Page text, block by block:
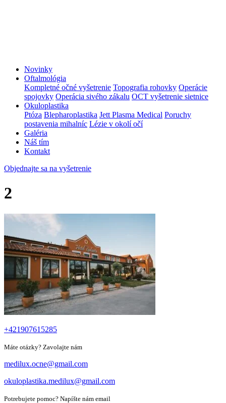
Novinky
Oftalmológia
Kompletné očné vyšetrenie Topografia rohovky Operácie
spojovky Operácia sivého zákalu OCT vyšetrenie sietnice
Okuloplastika
Ptóza Blepharoplastika Jett Plasma Medical Poruchy
postavenia mihalníc Lézie v okolí očí
Galéria
Náš tím
Kontakt
Objednajte sa na vyšetrenie
2
+421907615285
Máte otázky? Zavolajte nám
medilux.ocne@gmail.com
okuloplastika.medilux@gmail.com
Potrebujete pomoc? Napíšte nám email